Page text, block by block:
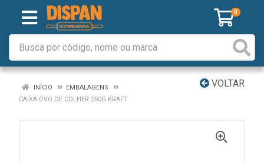
0
VOLTAR
INÍCIO
EMBALAGENS
CAIXA OVO DE COLHER 250G KRAFT